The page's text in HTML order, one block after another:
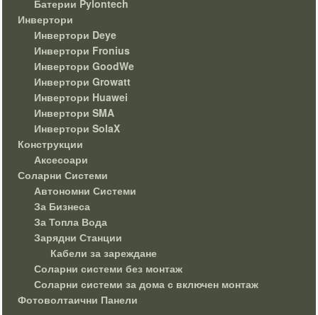
Батерии Pylontech
Инвертори
Инвертори Deye
Инвертори Fronius
Инвертори GoodWe
Инвертори Growatt
Инвертори Huawei
Инвертори SMA
Инвертори SolaX
Конструкции
Аксесоари
Соларни Системи
Автономни Системи
За Бизнеса
За Топла Вода
Зарядни Станции
Кабели за зареждане
Соларни системи без монтаж
Соларни системи за дома с включен монтаж
Фотоволтаични Панели